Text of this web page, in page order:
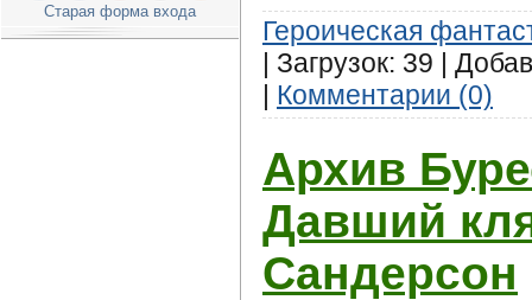
Старая форма входа
Героическая
| Загрузок: 39 |
| Комментарии (0)
Архив
Давший
Сандерсон